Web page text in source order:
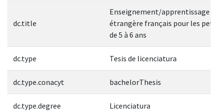
dc.title
Enseignement/apprentissage
étrangère français pour les
de 5 à 6 ans
dc.type Tesis de licenciatura
dc.type.conacyt bachelorThesis
dc.type.degree Licenciatura